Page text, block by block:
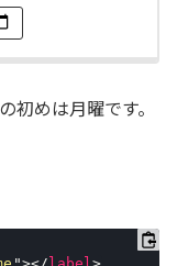
初めは月曜です。